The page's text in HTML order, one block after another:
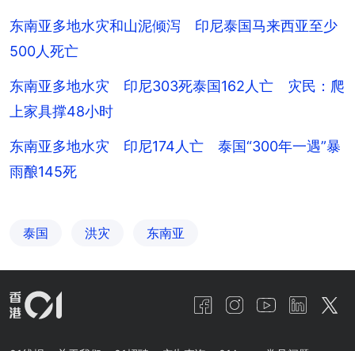
东南亚多地水灾和山泥倾泻 印尼泰国马来西亚至少
500人死亡
东南亚多地水灾 印尼303死泰国162人亡 灾民：爬
上家具撑48小时
东南亚多地水灾 印尼174人亡 泰国“300年一遇”暴
雨酿145死
泰国 洪灾 东南亚